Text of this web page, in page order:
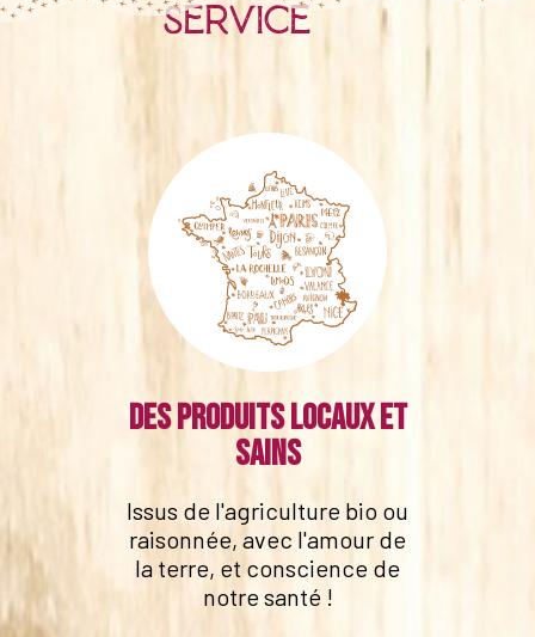
service
Des produits locaux et
sains
Issus de l'agriculture bio ou
raisonnée, avec l'amour de
la terre, et conscience de
notre santé !